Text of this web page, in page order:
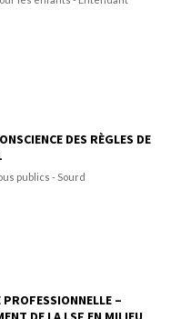
DES RÈGLES DE
publics - Sourd
PROFESSIONNELLE –